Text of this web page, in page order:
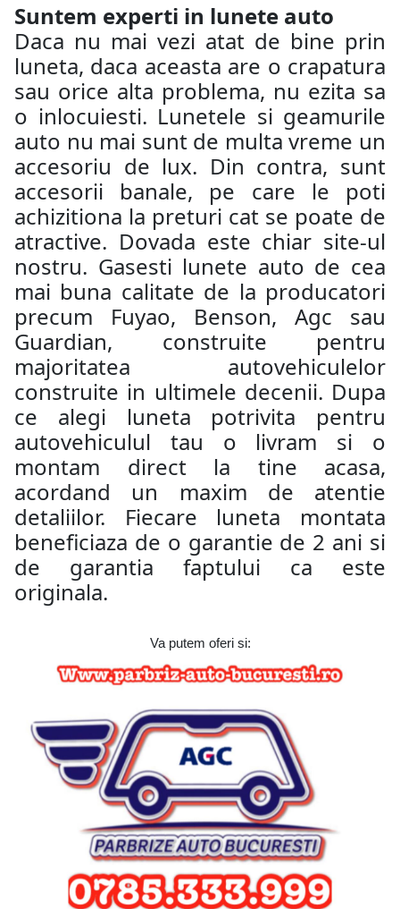
Suntem experti in lunete auto
Daca nu mai vezi atat de bine prin
luneta, daca aceasta are o crapatura
sau orice alta problema, nu ezita sa
o inlocuiesti. Lunetele si geamurile
auto nu mai sunt de multa vreme un
accesoriu de lux. Din contra, sunt
accesorii banale, pe care le poti
achizitiona la preturi cat se poate de
atractive. Dovada este chiar site-ul
nostru. Gasesti lunete auto de cea
mai buna calitate de la producatori
precum Fuyao, Benson, Agc sau
Guardian, construite pentru
majoritatea autovehiculelor
construite in ultimele decenii. Dupa
ce alegi luneta potrivita pentru
autovehiculul tau o livram si o
montam direct la tine acasa,
acordand un maxim de atentie
detaliilor. Fiecare luneta montata
beneficiaza de o garantie de 2 ani si
de garantia faptului ca este
originala.
Va putem oferi si: